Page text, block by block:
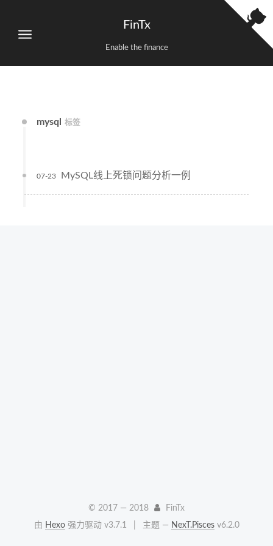
FinTx
Enable the finance
mysql 标签
MySQL线上死锁问题分析一例
07-23
© 2017 — 2018
FinTx
由 Hexo强力驱动 v3.7.1 主题 — NexT.Piscesv6.2.0